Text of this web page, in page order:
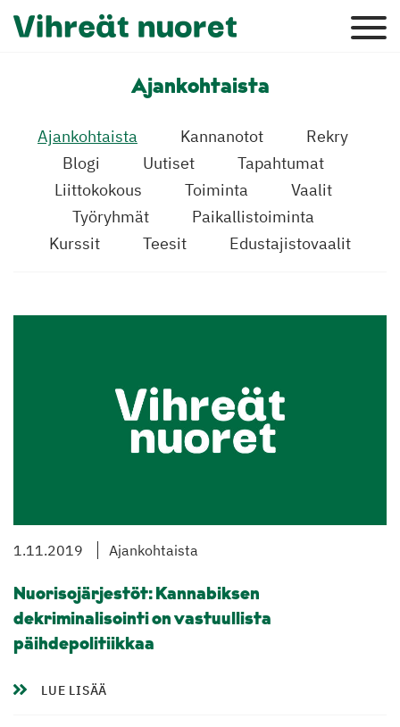
Ajankohtaista
Ajankohtaista Kannanotot
Rekry
Blogi
Uutiset
Tapahtumat
Liittokokous
Toiminta
Vaalit
Työryhmät
Paikallistoiminta
Kurssit
Teesit Edustajistovaalit
1.11.2019 Ajankohtaista
Nuorisojärjestöt: Kannabiksen
dekriminalisointi on vastuullista
päihdepolitiikkaa
LUE LISÄÄ